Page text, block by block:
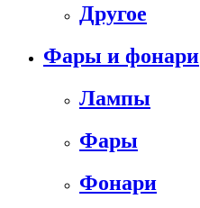
Другое
Фары и фонари
Лампы
Фары
Фонари